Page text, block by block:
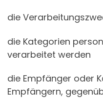
die
die Kategorien
verarbeitet werden
die Empfänger oder
Empfängern,